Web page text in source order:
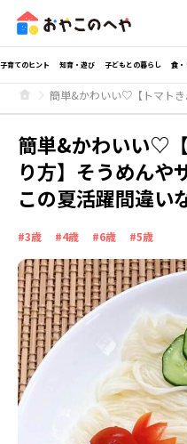
子育てのヒント 知育・遊び 子どもとの暮らし 食・
簡単&かわいい♡【トマトき
簡単&かわいい♡
り方】そうめんや
この夏活躍間違い
#3歳 #4歳 #6歳 #5歳